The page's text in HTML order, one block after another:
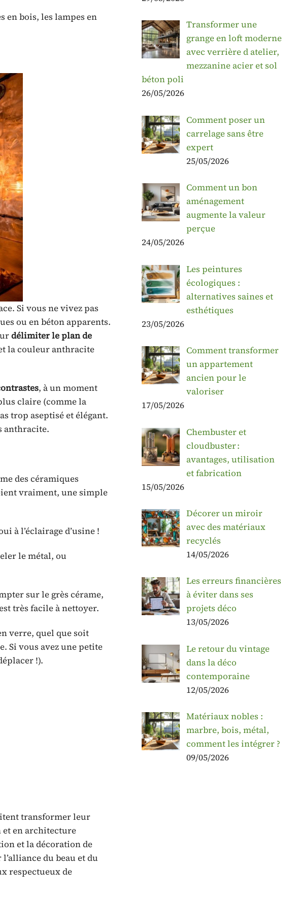
en bois, les lampes en
Si vous ne vivez pas
ou en béton apparents.
délimiter le plan de
la couleur anthracite
, à un moment
claire (comme la
trop aseptisé et élégant.
anthracite.
des céramiques
vraiment, une simple
à l’éclairage d’usine !
le métal, ou
sur le grès cérame,
très facile à nettoyer.
verre, quel que soit
Si vous avez une petite
!).
transformer leur
et en architecture
et la décoration de
du beau et du
respectueux de
Transformer une
grange en loft moderne
avec verrière d atelier,
mezzanine acier et sol
béton poli
26/05/2026
Comment poser un
carrelage sans être
expert
25/05/2026
Comment un bon
aménagement
augmente la valeur
perçue
24/05/2026
Les peintures
écologiques :
alternatives saines et
esthétiques
23/05/2026
Comment transformer
un appartement
ancien pour le
valoriser
17/05/2026
Chembuster et
cloudbuster :
avantages, utilisation
et fabrication
15/05/2026
Décorer un miroir
avec des matériaux
recyclés
14/05/2026
Les erreurs financières
à éviter dans ses
projets déco
13/05/2026
Le retour du vintage
dans la déco
contemporaine
12/05/2026
Matériaux nobles :
marbre, bois, métal,
comment les intégrer ?
09/05/2026